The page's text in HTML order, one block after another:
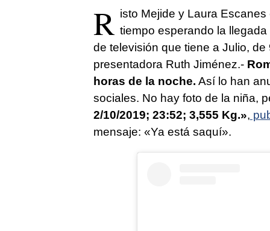
R isto Mejide y Laura
tiempo esperando la
de televisión que tiene a Julio,
presentadora Ruth Jiménez.-
horas de la noche. Así lo han
sociales. No hay foto de la niña,
2/10/2019; 23:52; 3,555 Kg.»,
mensaje: «Ya está saquí».